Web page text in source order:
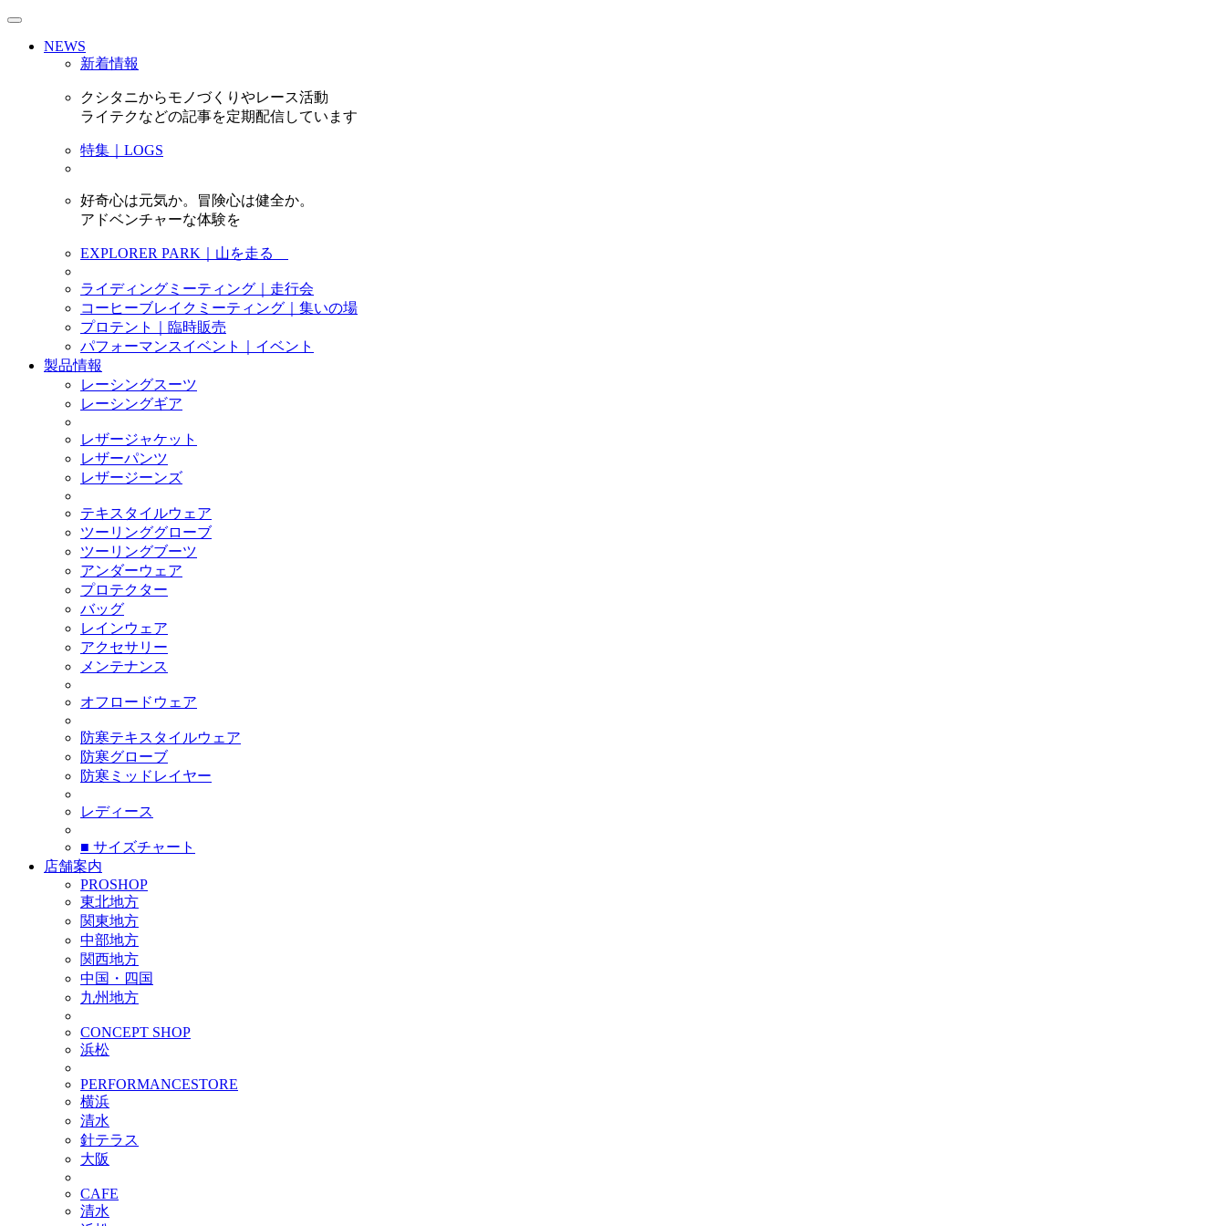
NEWS
新着情報
クシタニからモノづくりやレース活動
ライテクなどの記事を定期配信しています
特集｜LOGS
好奇心は元気か。冒険心は健全か。
アドベンチャーな体験を
EXPLORER PARK｜山を走る
ライディングミーティング｜走行会
コーヒーブレイクミーティング｜集いの場
プロテント｜臨時販売
パフォーマンスイベント｜イベント
製品情報
レーシングスーツ
レーシングギア
レザージャケット
レザーパンツ
レザージーンズ
テキスタイルウェア
ツーリンググローブ
ツーリングブーツ
アンダーウェア
プロテクター
バッグ
レインウェア
アクセサリー
メンテナンス
オフロードウェア
防寒テキスタイルウェア
防寒グローブ
防寒ミッドレイヤー
レディース
■ サイズチャート
店舗案内
PROSHOP
東北地方
関東地方
中部地方
関西地方
中国・四国
九州地方
CONCEPT SHOP
浜松
PERFORMANCESTORE
横浜
清水
針テラス
大阪
CAFE
清水